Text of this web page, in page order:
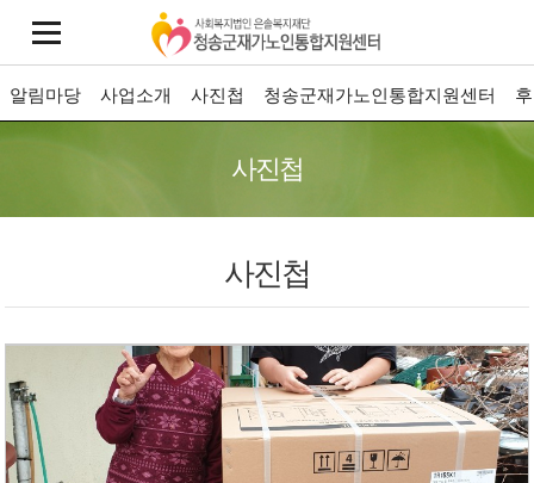
알림마당 사업소개 사진첩 청송군재가노인통합지원센터
사진첩
사진첩